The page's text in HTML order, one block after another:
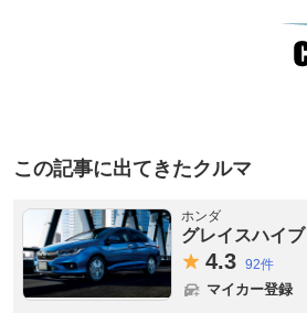
この記事に出てきたクルマ
ホンダ
グレイスハイ
4.3 92件
マイカー登録